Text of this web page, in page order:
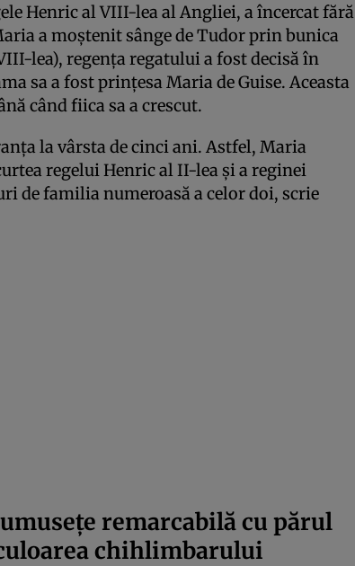
Henric al VIII-lea al Angliei, a încercat fără
a moștenit sânge de Tudor prin bunica
lea), regența regatului a fost decisă în
sa a fost prințesa Maria de Guise. Aceasta
când fiica sa a crescut.
la vârsta de cinci ani. Astfel, Maria
regelui Henric al II-lea și a reginei
de familia numeroasă a celor doi, scrie
remarcabilă cu părul
chihlimbarului